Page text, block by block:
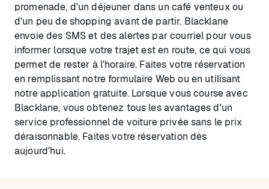
promenade, d'un déjeuner dans un café venteux ou
d'un peu de shopping avant de partir. Blacklane
envoie des SMS et des alertes par courriel pour vous
informer lorsque votre trajet est en route, ce qui vous
permet de rester à l'horaire. Faites votre réservation
en remplissant notre formulaire Web ou en utilisant
notre application gratuite. Lorsque vous course avec
Blacklane, vous obtenez tous les avantages d'un
service professionnel de voiture privée sans le prix
déraisonnable. Faites votre réservation dès
aujourd'hui.